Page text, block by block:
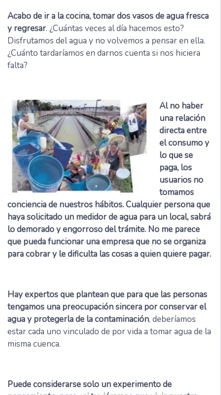
Acabo de ir a la cocina, tomar dos vasos de agua fresca
y regresar. ¿Cuántas veces al día hacemos esto?
Disfrutamos del agua y no volvemos a pensar en ella.
¿Cuánto tardaríamos en darnos cuenta si nos hiciera
falta?
Al no haber
una relación
directa entre
el consumo y
lo que se
paga, los
usuarios no
tomamos
conciencia de nuestros hábitos. Cualquier persona que
haya solicitado un medidor de agua para un local, sabrá
lo demorado y engorroso del trámite. No me parece
que pueda funcionar una empresa que no se organiza
para cobrar y le dificulta las cosas a quien quiere pagar.
Hay expertos que plantean que para que las personas
tengamos una preocupación sincera por conservar el
agua y protegerla de la contaminación, deberíamos
estar cada uno vinculado de por vida a tomar agua de la
misma cuenca.
Puede considerarse solo un experimento de